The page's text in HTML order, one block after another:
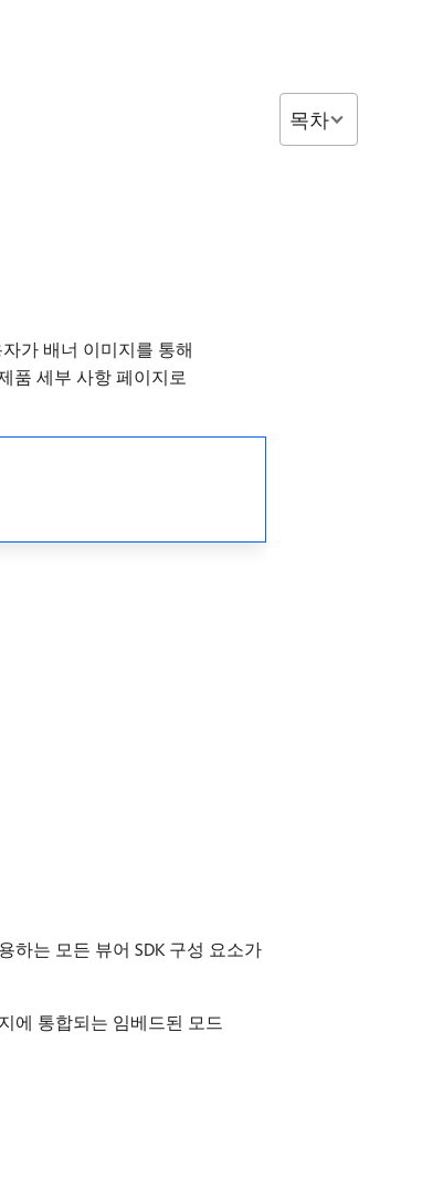
가 배너 이미지를 통해
품 세부 사항 페이지로
하는 모든 뷰어 SDK 구성 요소가
에 통합되는 임베드된 모드
목차